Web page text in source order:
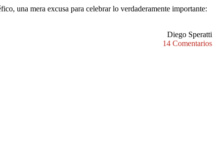
una mera excusa para celebrar lo verdaderamente importante:
Diego Speratti
14 Comentarios